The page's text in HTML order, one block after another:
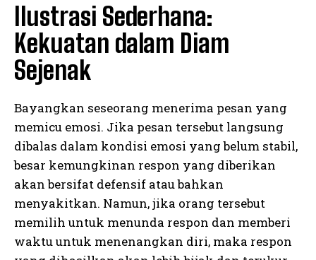
Ilustrasi Sederhana:
Kekuatan dalam Diam
Sejenak
Bayangkan seseorang menerima pesan yang
memicu emosi. Jika pesan tersebut langsung
dibalas dalam kondisi emosi yang belum stabil,
besar kemungkinan respon yang diberikan
akan bersifat defensif atau bahkan
menyakitkan. Namun, jika orang tersebut
memilih untuk menunda respon dan memberi
waktu untuk menenangkan diri, maka respon